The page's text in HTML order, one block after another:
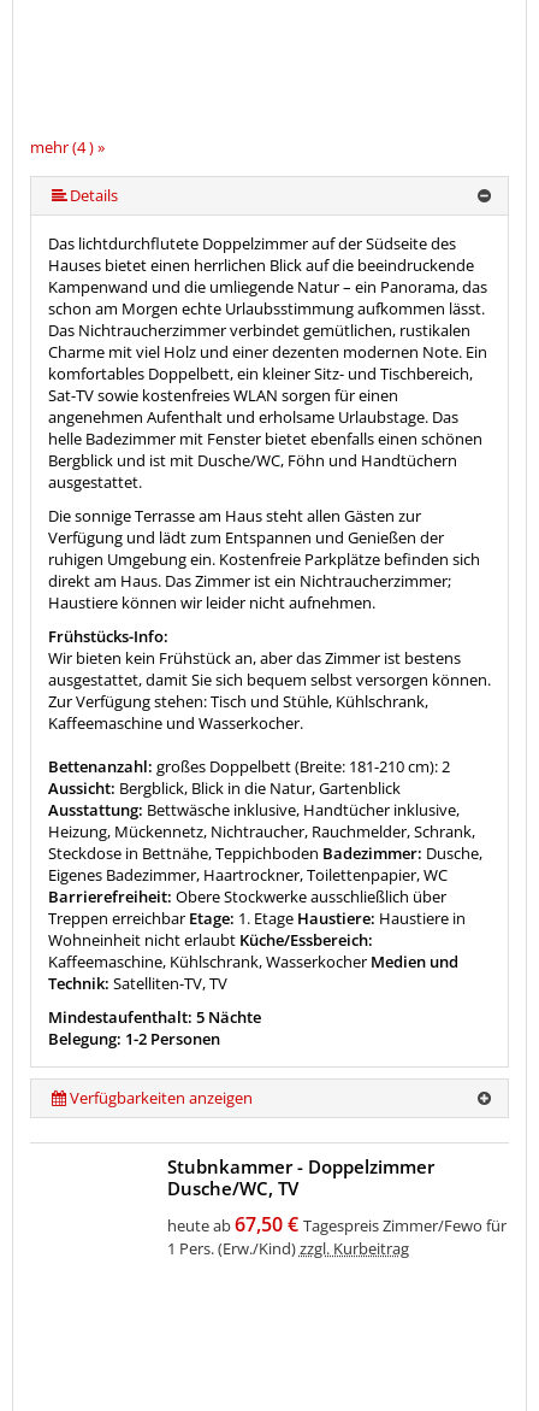
mehr (4 ) »
Details
Das lichtdurchflutete Doppelzimmer auf der Südseite des
Hauses bietet einen herrlichen Blick auf die beeindruckende
Kampenwand und die umliegende Natur – ein Panorama, das
schon am Morgen echte Urlaubsstimmung aufkommen lässt.
Das Nichtraucherzimmer verbindet gemütlichen, rustikalen
Charme mit viel Holz und einer dezenten modernen Note. Ein
komfortables Doppelbett, ein kleiner Sitz- und Tischbereich,
Sat-TV sowie kostenfreies WLAN sorgen für einen
angenehmen Aufenthalt und erholsame Urlaubstage. Das
helle Badezimmer mit Fenster bietet ebenfalls einen schönen
Bergblick und ist mit Dusche/WC, Föhn und Handtüchern
ausgestattet.
Die sonnige Terrasse am Haus steht allen Gästen zur
Verfügung und lädt zum Entspannen und Genießen der
ruhigen Umgebung ein. Kostenfreie Parkplätze befinden sich
direkt am Haus. Das Zimmer ist ein Nichtraucherzimmer;
Haustiere können wir leider nicht aufnehmen.
Frühstücks-Info:
Wir bieten kein Frühstück an, aber das Zimmer ist bestens
ausgestattet, damit Sie sich bequem selbst versorgen können.
Zur Verfügung stehen: Tisch und Stühle, Kühlschrank,
Kaffeemaschine und Wasserkocher.
Bettenanzahl: großes Doppelbett (Breite: 181-210 cm): 2
Aussicht: Bergblick, Blick in die Natur, Gartenblick
Ausstattung: Bettwäsche inklusive, Handtücher inklusive,
Heizung, Mückennetz, Nichtraucher, Rauchmelder, Schrank,
Steckdose in Bettnähe, Teppichboden Badezimmer: Dusche,
Eigenes Badezimmer, Haartrockner, Toilettenpapier, WC
Barrierefreiheit: Obere Stockwerke ausschließlich über
Treppen erreichbar Etage: 1. Etage Haustiere: Haustiere in
Wohneinheit nicht erlaubt Küche/Essbereich:
Kaffeemaschine, Kühlschrank, Wasserkocher Medien und
Technik: Satelliten-TV, TV
Mindestaufenthalt: 5 Nächte
Belegung: 1-2 Personen
Verfügbarkeiten anzeigen
Stubnkammer - Doppelzimmer
Dusche/WC, TV
heute ab67,50 € Tagespreis Zimmer/Fewo für
1 Pers. (Erw./Kind)zzgl. Kurbeitrag